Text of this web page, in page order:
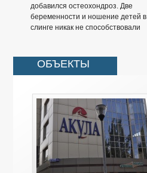
добавился остеохондроз. Две
беременности и ношение детей в
слинге никак не способствовали
ОБЪЕКТЫ